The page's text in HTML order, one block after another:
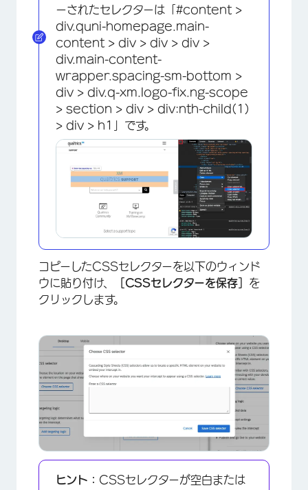
ーされたセレクターは「#content >
div.quni-homepage.main-
content > div > div > div >
div.main-content-
wrapper.spacing-sm-bottom >
div > div.q-xm.logo-fix.ng-scope
> section > div > div:nth-child(1)
> div > h1」です。
コピーしたCSSセレクターを以下のウィンド
ウに貼り付け、
［CSSセレクターを保存］ を
クリックします。
ヒント： CSSセレクターが空白または